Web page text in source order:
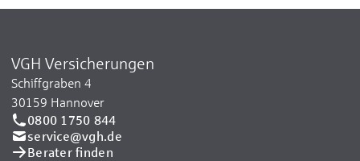
VGH Versicherungen
Schiffgraben 4
30159 Hannover
0800 1750 844
service@vgh.de
Berater finden